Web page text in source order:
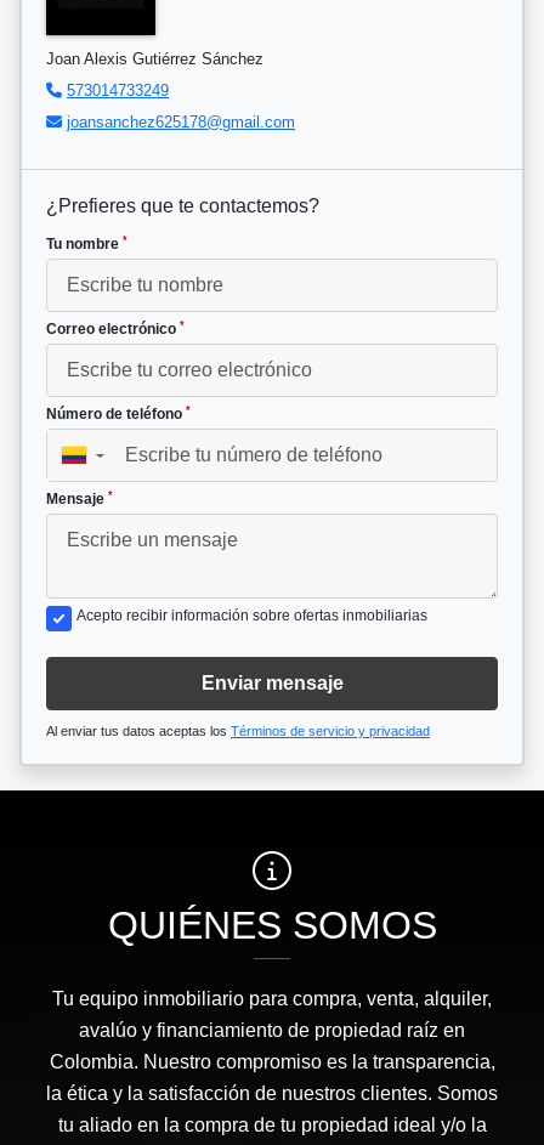
Joan Alexis Gutiérrez Sánchez
573014733249
joansanchez625178@gmail.com
¿Prefieres que te contactemos?
Tu nombre *
Correo electrónico *
Número de teléfono *
▼
Mensaje *
Acepto recibir información sobre ofertas inmobiliarias
Enviar mensaje
Al enviar tus datos aceptas los Términos de servicio y privacidad
QUIÉNES SOMOS
Tu equipo inmobiliario para compra, venta, alquiler,
avalúo y financiamiento de propiedad raíz en
Colombia. Nuestro compromiso es la transparencia,
la ética y la satisfacción de nuestros clientes. Somos
tu aliado en la compra de tu propiedad ideal y/o la